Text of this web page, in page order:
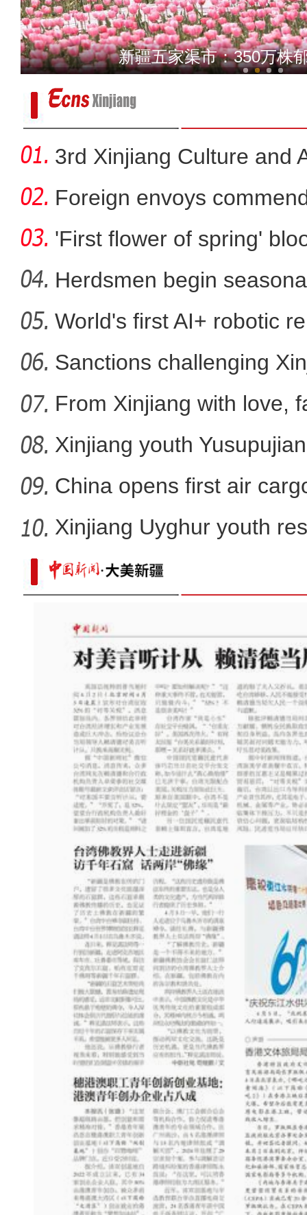
新疆姑娘公园跳起民族舞 网
新疆莫尔寺遗址入选2024年
乌鲁木齐市600名小学生手
新疆五家渠市：350万株
3rd Xinjiang Culture and
Foreign envoys
developmen
'First flower of spring'
Herdsmen begin
to
World's first AI+ robotic
Sanctions challenging
From Xinjiang with love,
Xinjiang youth
China opens first air
Xinjiang Uyghur youth